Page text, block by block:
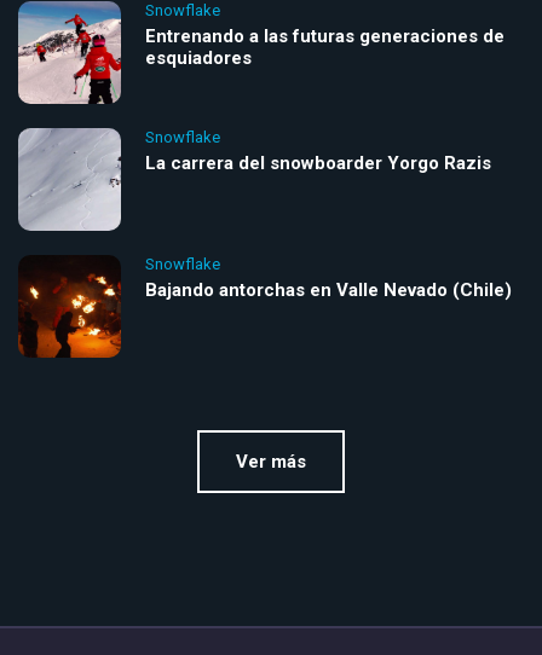
Snowflake
Entrenando a las futuras generaciones de
esquiadores
Snowflake
La carrera del snowboarder Yorgo Razis
Snowflake
Bajando antorchas en Valle Nevado (Chile)
Ver más